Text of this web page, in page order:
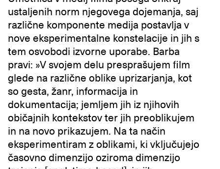
ustaljenih norm njegovega dojemanja, saj
različne komponente medija postavlja v
nove eksperimentalne konstelacije in jih s
tem osvobodi izvorne uporabe. Barba
pravi: »V svojem delu presprašujem film
glede na različne oblike uprizarjanja, kot
so gesta, žanr, informacija in
dokumentacija; jemljem jih iz njihovih
običajnih kontekstov ter jih preoblikujem
in na novo prikazujem. Na ta način
eksperimentiram z oblikami, ki vključujejo
časovno dimenzijo oziroma dimenzijo